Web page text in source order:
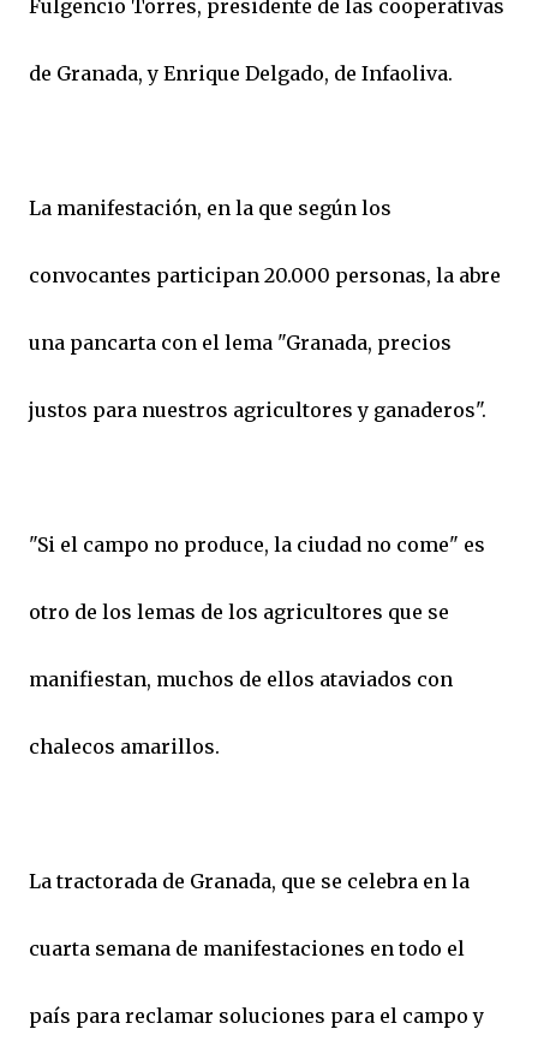
Fulgencio Torres, presidente de las cooperativas
de Granada, y Enrique Delgado, de Infaoliva.
La manifestación, en la que según los
convocantes participan 20.000 personas, la abre
una pancarta con el lema "Granada, precios
justos para nuestros agricultores y ganaderos".
"Si el campo no produce, la ciudad no come" es
otro de los lemas de los agricultores que se
manifiestan, muchos de ellos ataviados con
chalecos amarillos.
La tractorada de Granada, que se celebra en la
cuarta semana de manifestaciones en todo el
país para reclamar soluciones para el campo y